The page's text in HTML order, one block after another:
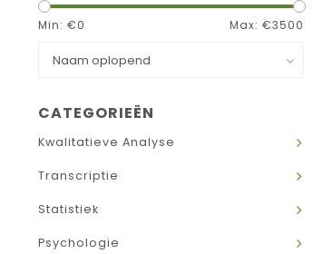
Min: €0 Max: €3500
CATEGORIEËN
Kwalitatieve Analyse
Transcriptie
Statistiek
Psychologie